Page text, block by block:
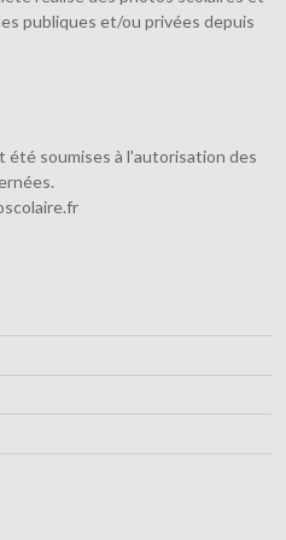
publiques et/ou privées depuis
soumises à l'autorisation des